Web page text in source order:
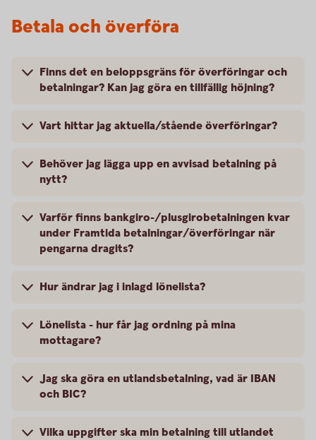
Betala och överföra
Finns det en beloppsgräns för överföringar och
betalningar? Kan jag göra en tillfällig höjning?
Vart hittar jag aktuella/stående överföringar?
Behöver jag lägga upp en avvisad betalning på
nytt?
Varför finns bankgiro-/plusgirobetalningen kvar
under Framtida betalningar/överföringar när
pengarna dragits?
Hur ändrar jag i inlagd lönelista?
Lönelista - hur får jag ordning på mina
mottagare?
Jag ska göra en utlandsbetalning, vad är IBAN
och BIC?
Vilka uppgifter ska min betalning till utlandet